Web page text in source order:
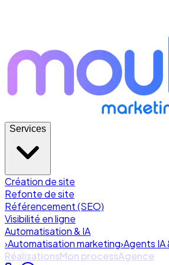
Services
Création de site
Refonte de site
Référencement (SEO)
Visibilité en ligne
Automatisation & IA
›Automatisation marketing›Agents
RéalisationsMon processAgence